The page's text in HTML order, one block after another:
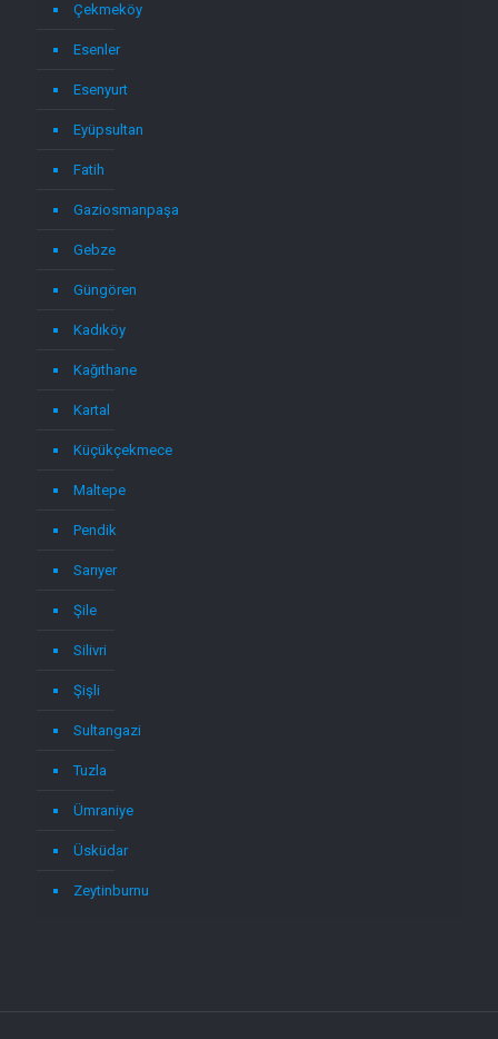
Çekmeköy
Esenler
Esenyurt
Eyüpsultan
Fatih
Gaziosmanpaşa
Gebze
Güngören
Kadıköy
Kağıthane
Kartal
Küçükçekmece
Maltepe
Pendik
Sarıyer
Şile
Silivri
Şişli
Sultangazi
Tuzla
Ümraniye
Üsküdar
Zeytinburnu